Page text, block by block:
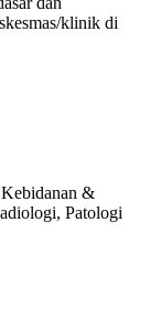
klinik di
&
Patologi